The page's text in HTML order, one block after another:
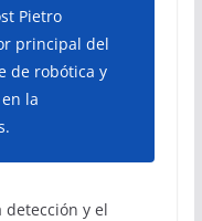
Pietro
principal del
de robótica y
la
y el